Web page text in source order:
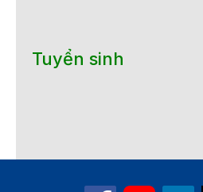
Tuyển sinh